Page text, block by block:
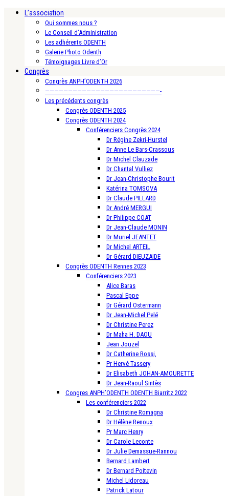
L’association
Qui sommes nous ?
Le Conseil d’Administration
Les adhérents ODENTH
Galerie Photo Odenth
Témoignages Livre d’Or
Congrès
Congrès ANPH’ODENTH 2026
—————————————————————————-
Les précédents congrès
Congrès ODENTH 2025
Congrès ODENTH 2024
Conférenciers Congrès 2024
Dr Régine Zekri-Hurstel
Dr Anne Le Bars-Crassous
Dr Michel Clauzade
Dr Chantal Vulliez
Dr Jean-Christophe Bourit
Katérina TOMSOVA
Dr Claude PILLARD
Dr André MERGUI
Dr Philippe COAT
Dr Jean-Claude MONIN
Dr Muriel JEANTET
Dr Michel ARTEIL
Dr Gérard DIEUZAIDE
Congrès ODENTH Rennes 2023
Conférenciers 2023
Alice Baras
Pascal Eppe
Dr Gérard Ostermann
Dr Jean-Michel Pelé
Dr Christine Perez
Dr Maha H. DAOU
Jean Jouzel
Dr Catherine Rossi,
Pr Hervé Tassery
Dr Elisabeth JOHAN-AMOURETTE
Dr Jean-Raoul Sintès
Congres ANPH’ODENTH ODENTH Biarritz 2022
Les conférenciers 2022
Dr Christine Romagna
Dr Hélène Renoux
Pr Marc Henry
Dr Carole Leconte
Dr Julie Demassue-Rannou
Bernard Lambert
Dr Bernard Poitevin
Michel Lidoreau
Patrick Latour